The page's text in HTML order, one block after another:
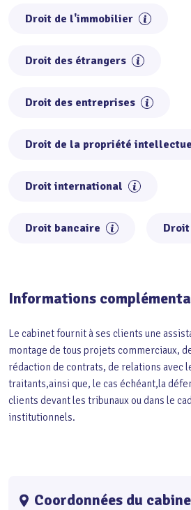
Droit de l'immobilier
Droit des étrangers
Droit des entreprises
Droit de la propriété
Droit international
Droit bancaire
Informations
Le cabinet fournit à ses clients une
montage de tous projets commerciaux,
rédaction de contrats, de relations avec
traitants,ainsi que, le cas échéant,la
clients devant les tribunaux ou dans le
institutionnels.
Coordonnées du